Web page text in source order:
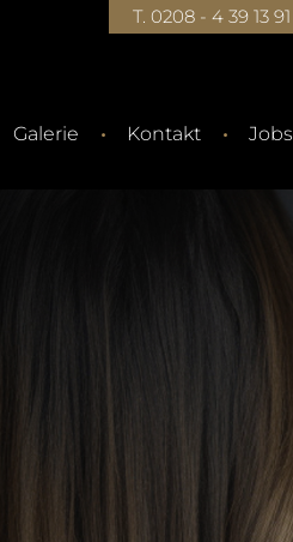
Galerie Kontakt Jobs
T. 0208 - 4 39 13 91